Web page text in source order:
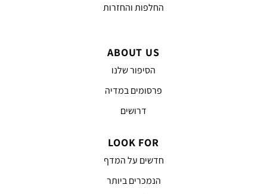
החלפות והחזרות
ABOUT US
הסיפור שלנו
פרסומים במדיה
דרושים
LOOK FOR
חדשים על המדף
הנמכרים ביותר